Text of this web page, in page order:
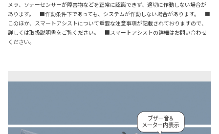
メラ、ソナーセンサーが障害物などを正常に認識できず、適切に作動しない場合が
あります。 ■作動条件下であっても、システムが作動しない場合があります。 ■
このほか、スマートアシストについて重要な注意事項が記載されておりますので、
詳しくは取扱説明書をご覧ください。 ■スマートアシストの詳細はお問い合わせ
ください。